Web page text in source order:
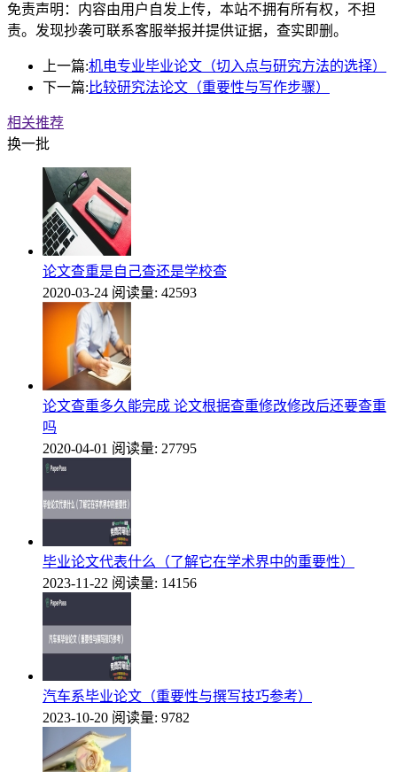
免责声明：内容由用户自发上传，本站不拥有所有权，不担
责。发现抄袭可联系客服举报并提供证据，查实即删。
上一篇:机电专业毕业论文（切入点与研究方法的选择）
下一篇: 比较研究法论文（重要性与写作步骤）
相关推荐
换一批
论文查重是自己查还是学校查
2020-03-24 阅读量: 42593
论文查重多久能完成 论文根据查重修改修改后还要查重
吗
2020-04-01 阅读量: 27795
毕业论文代表什么（了解它在学术界中的重要性）
2023-11-22 阅读量: 14156
汽车系毕业论文（重要性与撰写技巧参考）
2023-10-20 阅读量: 9782